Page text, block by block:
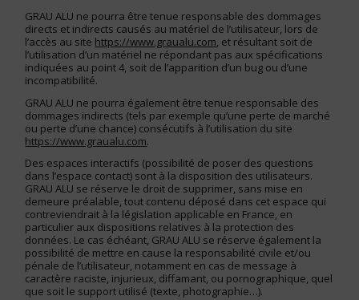
GRAU ALU ne pourra être tenue responsable des dommages
directs et indirects causés au matériel de l’utilisateur, lors de
l’accès au site https://www.graualu.com, et résultant soit de
l’utilisation d’un matériel ne répondant pas aux spécifications
indiquées au point 4, soit de l’apparition d’un bug ou d’une
incompatibilité.
GRAU ALU ne pourra également être tenue responsable des
dommages indirects (tels par exemple qu’une perte de marché
ou perte d’une chance) consécutifs à l’utilisation du site
https://www.graualu.com.
Des espaces interactifs (possibilité de poser des questions
dans l’espace contact) sont à la disposition des utilisateurs.
GRAU ALU se réserve le droit de supprimer, sans mise en
demeure préalable, tout contenu déposé dans cet espace qui
contreviendrait à la législation applicable en France, en
particulier aux dispositions relatives à la protection des
données. Le cas échéant, GRAU ALU se réserve également la
possibilité de mettre en cause la responsabilité civile et/ou
pénale de l’utilisateur, notamment en cas de message à
caractère raciste, injurieux, diffamant, ou pornographique, quel
que soit le support utilisé (texte, photographie…).